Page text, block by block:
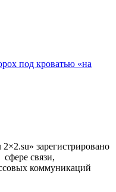
под кроватью «на
зарегистрировано
связи,
коммуникаций